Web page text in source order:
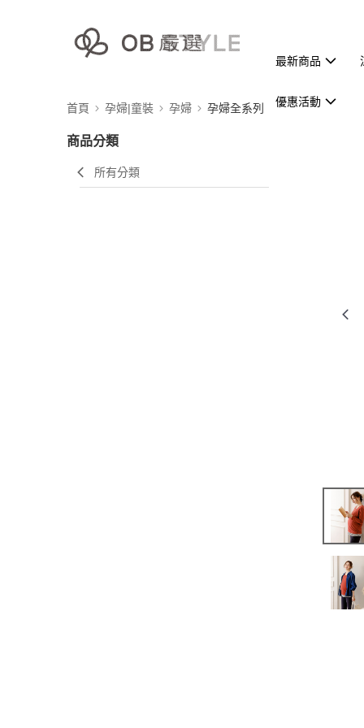
最新商品
優惠活動
首頁 孕婦|童裝 孕婦 孕婦全系列
商品分類
所有分類